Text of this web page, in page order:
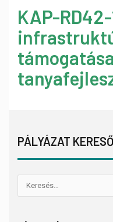
KAP-
PÁLYÁZAT KERESŐ